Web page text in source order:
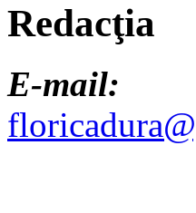
Redacţia
E-mail: